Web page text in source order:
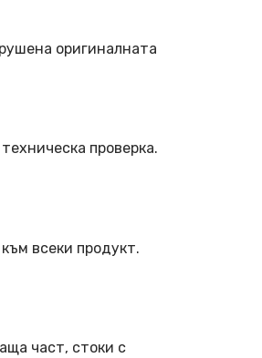
оригиналната
проверка.
всеки продукт.
част, стоки с